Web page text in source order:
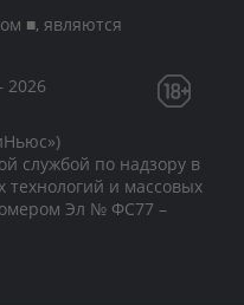
■, являются
службой по надзору в
и массовых
Эл № ФС77 –